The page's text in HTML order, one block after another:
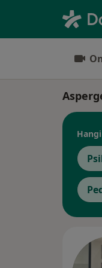
Hangi